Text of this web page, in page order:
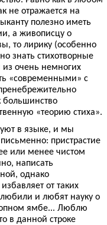
не отражается на
полезно иметь
а живописцу о
то лирику (особенно
знать стихотворные
очень немногих
«современными» с
большинство
«теорию стиха».
в языке, и мы
пристрастие
или менее чистом
написать
однако
от таких
и любят науку о
ямбе... Люблю
в данной строке